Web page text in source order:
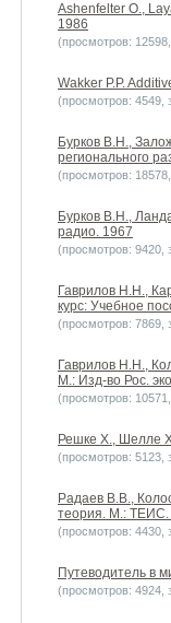
Ashenfelter O.,
1986
(просмотров:
Wakker P.P.
(просмотров: 4549,
Бурков В.Н.,
регионального
(просмотров:
Бурков В.Н.,
радио. 1967
(просмотров: 9420,
Гаврилов Н.Н.,
курс: Учебное
(просмотров: 7869,
Гаврилов Н.Н.,
М.: Изд-во Рос.
(просмотров:
Решке Х., Шелле
(просмотров: 5123,
Радаев В.В.,
теория. М.: ТЕИС.
(просмотров: 4430,
Путеводитель в
(просмотров: 4924,